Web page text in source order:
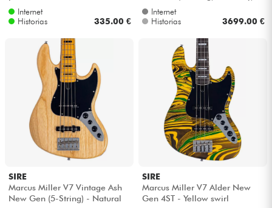
Internet
Historias
335.00 €
MN) - Sage green metallic satin
Internet
Historias
3699.00 €
SIRE
Marcus Miller V7 Vintage Ash
New Gen (5-String) - Natural
SIRE
Marcus Miller V7 Alder New
Gen 4ST - Yellow swirl